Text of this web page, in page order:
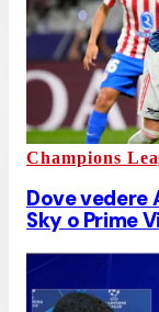
Champions
Dove
Sky o Prime